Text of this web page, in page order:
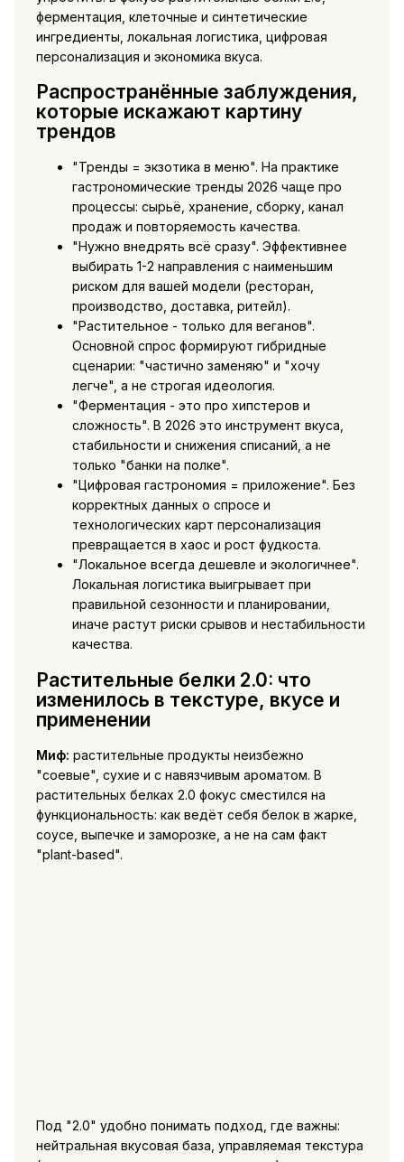
ферментация, клеточные и синтетические
ингредиенты, локальная логистика, цифровая
персонализация и экономика вкуса.
Распространённые заблуждения,
которые искажают картину
трендов
"Тренды = экзотика в меню". На практике
гастрономические тренды 2026 чаще про
процессы: сырьё, хранение, сборку, канал
продаж и повторяемость качества.
"Нужно внедрять всё сразу". Эффективнее
выбирать 1-2 направления с наименьшим
риском для вашей модели (ресторан,
производство, доставка, ритейл).
"Растительное - только для веганов".
Основной спрос формируют гибридные
сценарии: "частично заменяю" и "хочу
легче", а не строгая идеология.
"Ферментация - это про хипстеров и
сложность". В 2026 это инструмент вкуса,
стабильности и снижения списаний, а не
только "банки на полке".
"Цифровая гастрономия = приложение". Без
корректных данных о спросе и
технологических карт персонализация
превращается в хаос и рост фудкоста.
"Локальное всегда дешевле и экологичнее".
Локальная логистика выигрывает при
правильной сезонности и планировании,
иначе растут риски срывов и нестабильности
качества.
Растительные белки 2.0: что
изменилось в текстуре, вкусе и
применении
Миф: растительные продукты неизбежно
"соевые", сухие и с навязчивым ароматом. В
растительных белках 2.0 фокус сместился на
функциональность: как ведёт себя белок в жарке,
соусе, выпечке и заморозке, а не на сам факт
"plant-based".
Под "2.0" удобно понимать подход, где важны:
нейтральная вкусовая база, управляемая текстура